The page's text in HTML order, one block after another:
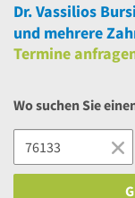
Dr. Vassilios
und mehrere
Termine
Wo suchen Sie